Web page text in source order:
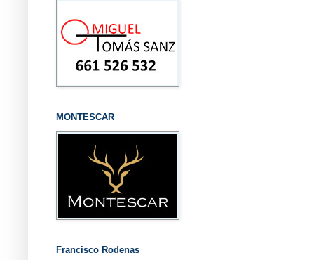
MONTESCAR
Francisco Rodenas